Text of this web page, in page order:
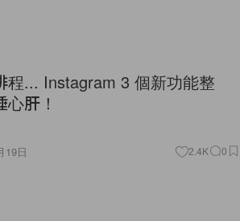
程... Instagram 3 個新功能整
肝！
19日 2.4K 0